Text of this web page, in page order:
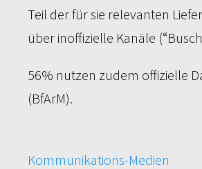
Teil der für sie relevanten
über inoffizielle Kanäle
56% nutzen zudem offizielle
(BfArM).
Kommunikations-Medien